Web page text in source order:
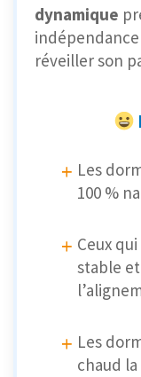
dynamique
réveiller son
Les
100 %
Ceux
stable
Les
chaud